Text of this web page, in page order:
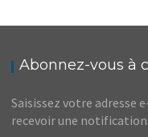
Abonnez-vous à
Saisissez votre adresse
recevoir une